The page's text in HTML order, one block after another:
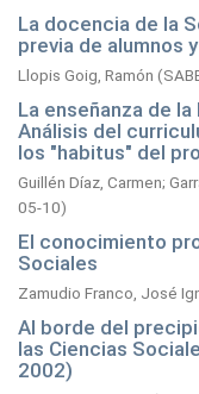
La docencia de la
previa de alumnos
Llopis Goig, Ramón (
La enseñanza de
Análisis del
los "habitus" del
Guillén Díaz, Carmen;
05-10)
El conocimiento
Sociales
Zamudio Franco, José
Al borde del
las Ciencias
2002)